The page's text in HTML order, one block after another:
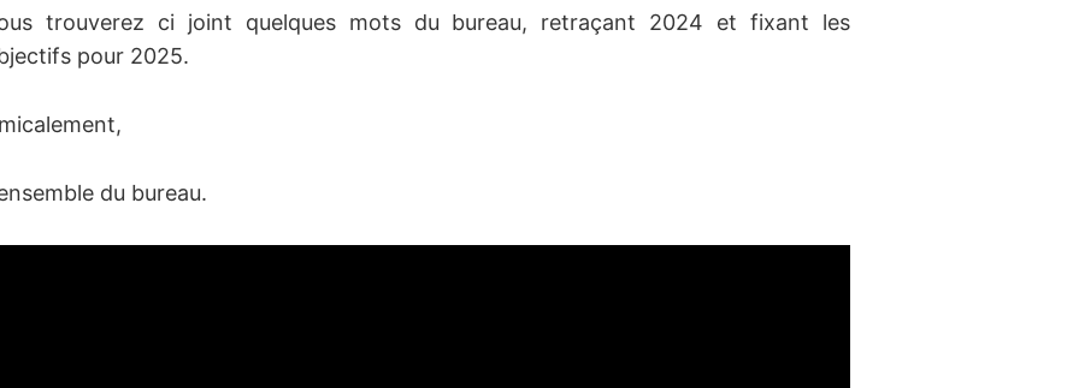
trouverez ci joint quelques mots du bureau, retraçant 2024 et fixant les
pour 2025.
du bureau.